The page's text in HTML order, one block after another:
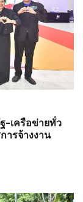
-เครือข่ายทั่ว
ารจ้างงาน